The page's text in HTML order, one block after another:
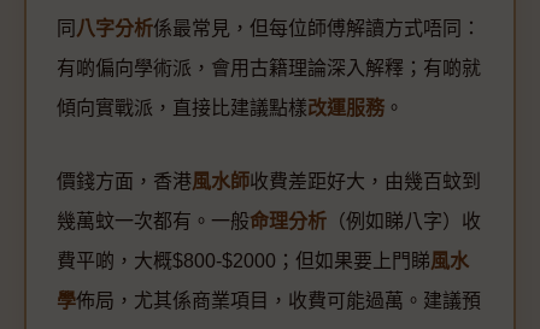
同 八字分析係最常見，但每位師傅解讀方式唔同：
有啲偏向學術派，會用古籍理論深入解釋；有啲就
傾向實戰派，直接比建議點樣改運服務 。
價錢方面，香港風水師收費差距好大，由幾百蚊到
幾萬蚊一次都有。一般命理分析 （例如睇八字）收
費平啲，大概$800-$2000；但如果要上門睇風水
學佈局，尤其係商業項目，收費可能過萬。建議預